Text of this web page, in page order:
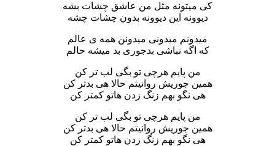
کی میتونه مثل من عاشق چشات بشه
دیوونه این دیوونه بدون چشات چشه
میدونم میدونی میدونن همه ی عالم
که اگه نباشی بدجوری بد میشه حالم
من پایم هرچی تو بگی لب تر کن
همین جوریش روانیتم حالا هی بدتر کن
هی نگو بهم زنگ زدن هاتو کمتر کن
من پایم هرچی تو بگی لب تر کن
همین جوریش روانیتم حالا هی بدتر کن
هی نگو بهم زنگ زدن هاتو کمتر کن